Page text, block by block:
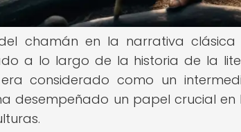
chamán en la narrativa
a lo largo de la historia de la
considerado como un
desempeñado un papel crucial